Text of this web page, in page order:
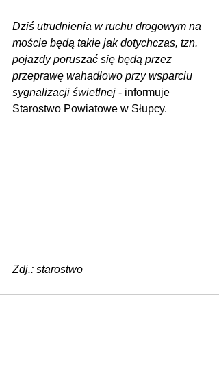
Dziś utrudnienia w ruchu drogowym na
moście będą takie jak dotychczas, tzn.
pojazdy poruszać się będą przez
przeprawę wahadłowo przy wsparciu
sygnalizacji świetlnej - informuje
Starostwo Powiatowe w Słupcy.
Zdj.: starostwo